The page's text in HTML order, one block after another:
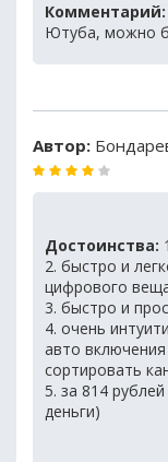
Комментарий:
Ютуба, можно
Автор:
Достоинства:
2. быстро и
цифрового
3. быстро и
4. очень
авто
сортировать
5. за 814
деньги)